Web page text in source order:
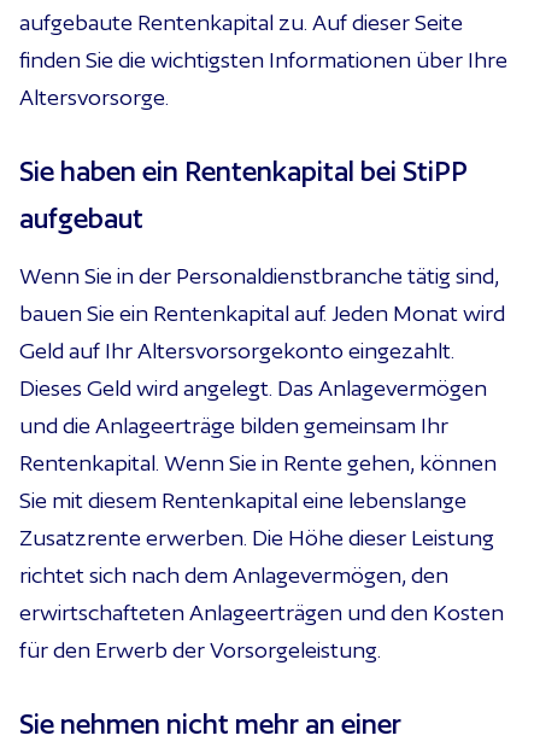
aufgebaute Rentenkapital zu. Auf dieser Seite
finden Sie die wichtigsten Informationen über Ihre
Altersvorsorge.
Sie haben ein Rentenkapital bei StiPP
aufgebaut
Wenn Sie in der Personaldienstbranche tätig sind,
bauen Sie ein Rentenkapital auf. Jeden Monat wird
Geld auf Ihr Altersvorsorgekonto eingezahlt.
Dieses Geld wird angelegt. Das Anlagevermögen
und die Anlageerträge bilden gemeinsam Ihr
Rentenkapital. Wenn Sie in Rente gehen, können
Sie mit diesem Rentenkapital eine lebenslange
Zusatzrente erwerben. Die Höhe dieser Leistung
richtet sich nach dem Anlagevermögen, den
erwirtschafteten Anlageerträgen und den Kosten
für den Erwerb der Vorsorgeleistung.
Sie nehmen nicht mehr an einer